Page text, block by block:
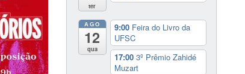
ter
AGO
12
qua
9:00 Feira do Livro da
UFSC
17:00 3º Prêmio Zahidé
Muzart